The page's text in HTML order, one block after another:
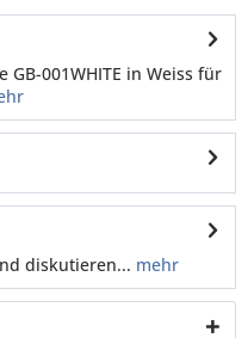
001WHITE in Weiss für
diskutieren... mehr